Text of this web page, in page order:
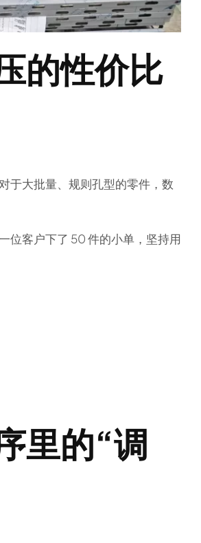
的性价比
于大批量、规则孔型的零件，数
位客户下了 50 件的小单，坚持用
里的“调